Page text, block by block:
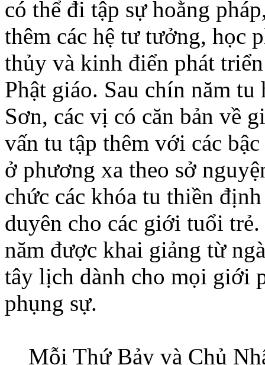
có thể đi tập sự hoằng
thêm các hệ tư tưởng, học
thủy và kinh điển phát
Phật giáo. Sau chín năm
Sơn, các vị có căn bản về
vấn tu tập thêm với các
ở phương xa theo sở
chức các khóa tu thiền
duyên cho các giới tuổi
năm được khai giảng từ
tây lịch dành cho mọi giới
phụng sự.
Mỗi Thứ Bảy và Chủ